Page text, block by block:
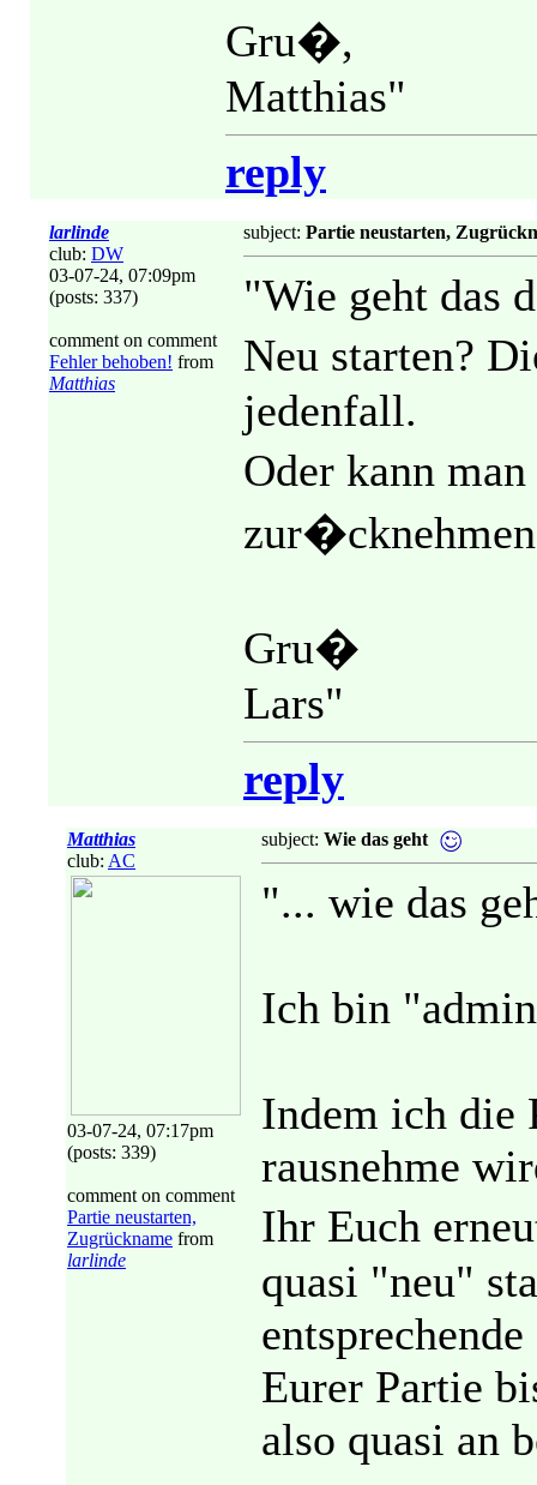
Gru�,
Matthias"
reply
larlinde
club: DW
03-07-24, 07:09pm
(posts: 337)
comment on comment
Fehler behoben! from
Matthias
subject: Partie neustarten,
"Wie geht das
Neu starten?
jedenfall.
Oder kann
Gru�
Lars"
reply
Matthias
club: AC
03-07-24, 07:17pm
(posts: 339)
comment on comment
Partie neustarten,
Zugrückname from
larlinde
subject: Wie das geht
"... wie das
Ich bin
Indem ich die
rausnehme
Ihr Euch
quasi "neu"
Eurer Partie
also quasi an